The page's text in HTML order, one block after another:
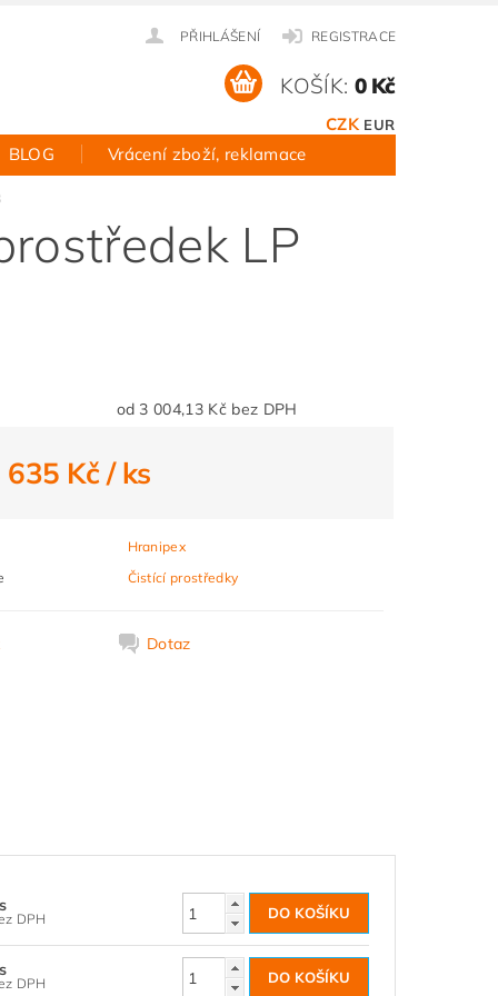
PŘIHLÁŠENÍ REGISTRACE
CZK EUR
KOŠÍK: 0 Kč
BLOG Vrácení zboží, reklamace
LP
od 3 004,13 Kč bez DPH
635 Kč/ ks
Hranipex
Čistící prostředky
Dotaz
Kč bez DPH
Kč bez DPH